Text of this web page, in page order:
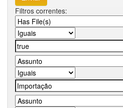
Filtros correntes: